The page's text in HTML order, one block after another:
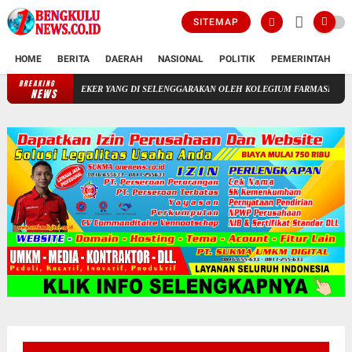
SITEMAP
HOME BERITA DAERAH NASIONAL POLITIK PEMERINTAH
BREAKING
NEWS
APOTEKER YANG DI SELENGGARAKAN OLEH KOLEGIUM FARMASI Menghindar